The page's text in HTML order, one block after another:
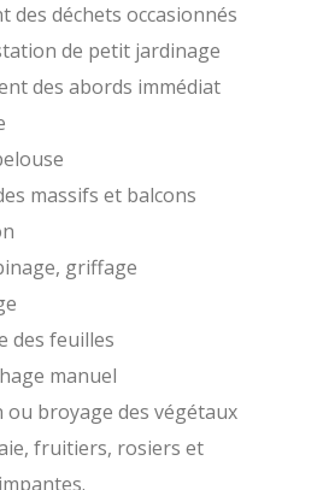
des déchets occasionnés
de petit jardinage
des abords immédiat
massifs et balcons
griffage
des feuilles
manuel
ou broyage des végétaux
fruitiers, rosiers et